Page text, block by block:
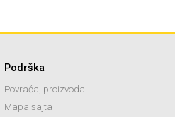
Podrška
Povraćaj proizvoda
Mapa sajta